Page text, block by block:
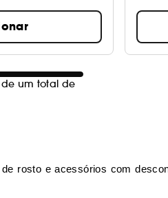
de um total de
rosto e acessórios com